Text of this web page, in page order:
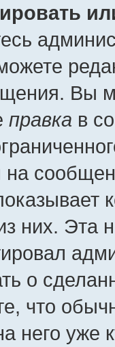
Вы
правка в
на
них. Эта
о
что
него уже